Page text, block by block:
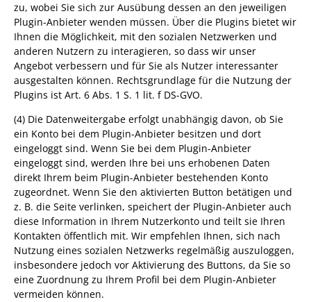
zu, wobei Sie sich zur Ausübung dessen an den jeweiligen
Plugin-Anbieter wenden müssen. Über die Plugins bietet wir
Ihnen die Möglichkeit, mit den sozialen Netzwerken und
anderen Nutzern zu interagieren, so dass wir unser
Angebot verbessern und für Sie als Nutzer interessanter
ausgestalten können. Rechtsgrundlage für die Nutzung der
Plugins ist Art. 6 Abs. 1 S. 1 lit. f DS-GVO.
(4) Die Datenweitergabe erfolgt unabhängig davon, ob Sie
ein Konto bei dem Plugin-Anbieter besitzen und dort
eingeloggt sind. Wenn Sie bei dem Plugin-Anbieter
eingeloggt sind, werden Ihre bei uns erhobenen Daten
direkt Ihrem beim Plugin-Anbieter bestehenden Konto
zugeordnet. Wenn Sie den aktivierten Button betätigen und
z. B. die Seite verlinken, speichert der Plugin-Anbieter auch
diese Information in Ihrem Nutzerkonto und teilt sie Ihren
Kontakten öffentlich mit. Wir empfehlen Ihnen, sich nach
Nutzung eines sozialen Netzwerks regelmäßig auszuloggen,
insbesondere jedoch vor Aktivierung des Buttons, da Sie so
eine Zuordnung zu Ihrem Profil bei dem Plugin-Anbieter
vermeiden können.